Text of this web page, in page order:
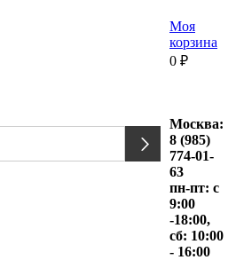
Моя
корзина
0 ₽
Москва:
8 (985)
774-01-
63
пн-пт: с
9:00
-18:00,
сб: 10:00
- 16:00